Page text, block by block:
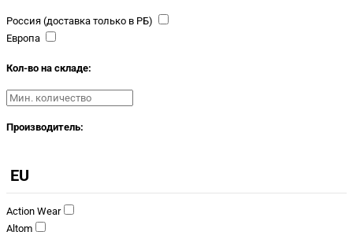
Россия (доставка только в РБ)
Европа
Кол-во на складе:
Производитель:
EU
Action Wear
Altom